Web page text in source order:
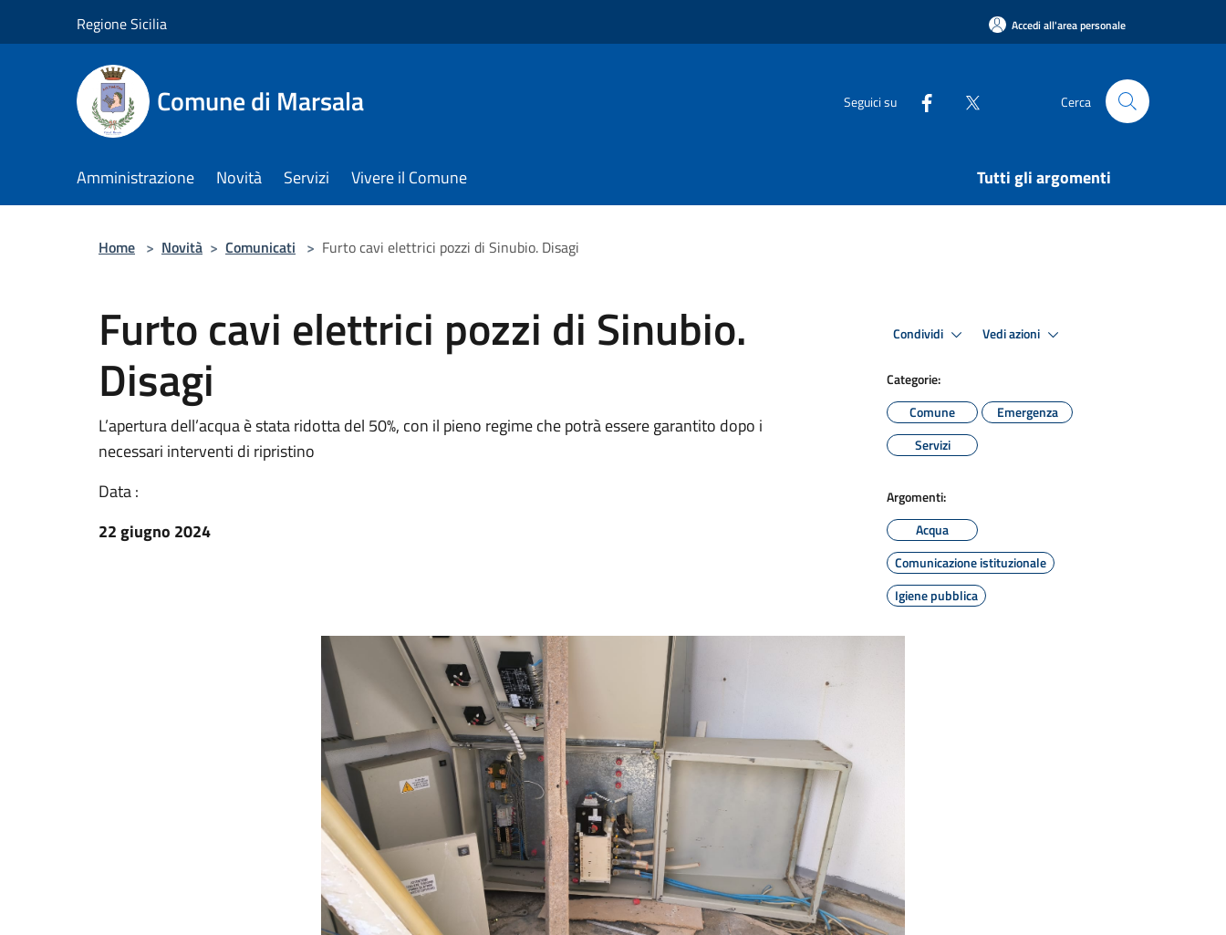
Regione Sicilia Accedi all'area personale
Comune di Marsala Seguici su Cerca
Amministrazione Novità Servizi Vivere il Comune Tutti gli argomenti
Home > Novità > Comunicati > Furto cavi elettrici pozzi di Sinubio. Disagi
Furto cavi elettrici pozzi di Sinubio.
Disagi
L’apertura dell’acqua è stata ridotta del 50%, con il pieno regime che potrà essere garantito dopo i
necessari interventi di ripristino
Data :
22 giugno 2024
Condividi Vedi azioni
Categorie:
Comune
Emergenza
Servizi
Argomenti:
Acqua
Comunicazione istituzionale
Igiene pubblica